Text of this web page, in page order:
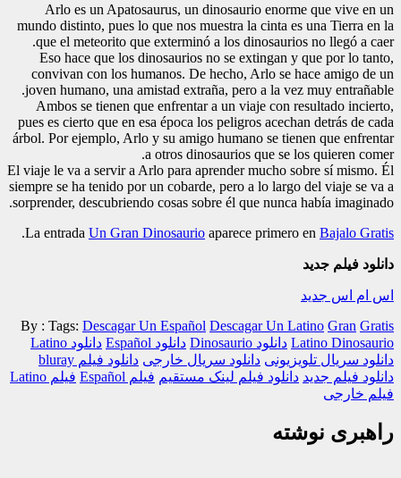
Arlo es un Apatosaurus, un dinosaurio enorme que vive en un
mundo distinto, pues lo que nos muestra la cinta es una Tierra en la
que el meteorito que exterminó a los dinosaurios no llegó a caer.
Eso hace que los dinosaurios no se extingan y que por lo tanto,
convivan con los humanos. De hecho, Arlo se hace amigo de un
joven humano, una amistad extraña, pero a la vez muy entrañable.
Ambos se tienen que enfrentar a un viaje con resultado incierto,
pues es cierto que en esa época los peligros acechan detrás de cada
árbol. Por ejemplo, Arlo y su amigo humano se tienen que enfrentar
a otros dinosaurios que se los quieren comer.
El viaje le va a servir a Arlo para aprender mucho sobre sí mismo. Él
siempre se ha tenido por un cobarde, pero a lo largo del viaje se va a
sorprender, descubriendo cosas sobre él que nunca había imaginado.
La entrada Un Gran Dinosaurio aparece primero en Bajalo Gratis
.
دانلود فیلم جدید
اس ام اس جدید
By : Tags: Descagar Un Español Descagar Un Latino Gran Gratis
Latino Dinosaurio دانلود Dinosaurio دانلود Español
دانلود Latino
دانلود سریال تلویزیونی دانلود سریال خارجی دانلود فیلم bluray
دانلود فیلم جدید دانلود فیلم لینک مستقیم فیلم Español
فیلم Latino
فیلم خارجی
راهبری نوشته